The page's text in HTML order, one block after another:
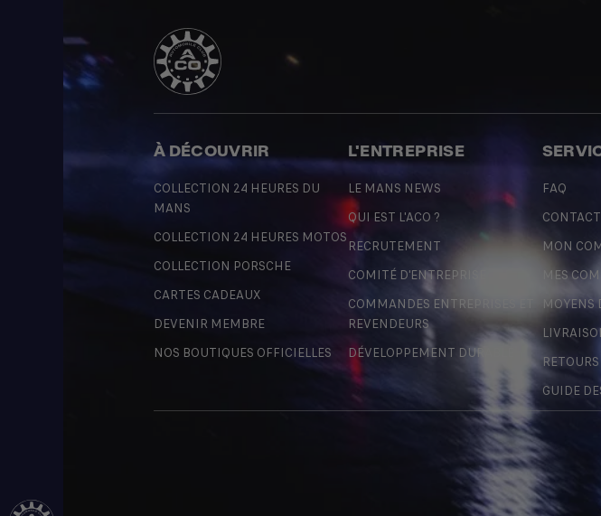
À DÉCOUVRIR
COLLECTION 24 HEURES DU
MANS
COLLECTION 24 HEURES MOTOS
COLLECTION PORSCHE
CARTES CADEAUX
DEVENIR MEMBRE
NOS BOUTIQUES OFFICIELLES
L'ENTREPRISE
LE MANS NEWS
QUI EST L'ACO ?
RECRUTEMENT
COMITÉ D'ENTREPRISE
COMMANDES ENTREPRISES ET
REVENDEURS
DÉVELOPPEMENT DURABLE
FAQ
MON
MES
MOYENS
GUIDE